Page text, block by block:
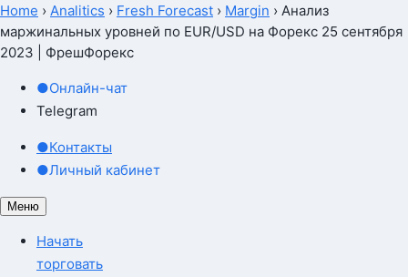
Home › Analitics › Fresh Forecast › Margin › Анализ
маржинальных уровней по EUR/USD на Форекс 25 сентября
2023 | ФрешФорекс
●Онлайн-чат
Telegram
●Контакты
●Личный кабинет
Меню
Начать
торговать